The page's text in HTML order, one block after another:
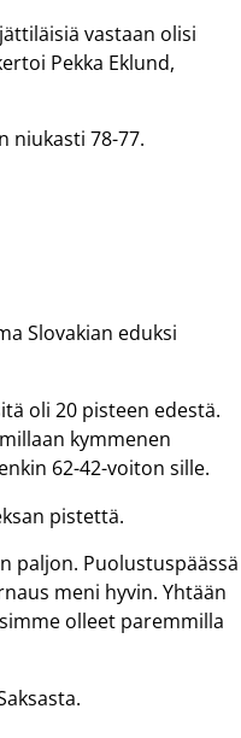
vastaan olisi
Pekka Eklund,
niukasti 78-77.
Slovakian eduksi
oli 20 pisteen edestä.
kymmenen
62-42-voiton sille.
pistettä.
paljon. Puolustuspäässä
meni hyvin. Yhtään
olleet paremmilla